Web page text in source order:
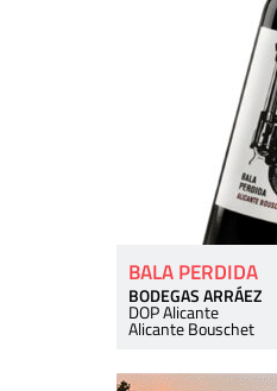
BALA PERDIDA
BODEGAS ARRÁEZ
DOP Alicante
Alicante Bouschet